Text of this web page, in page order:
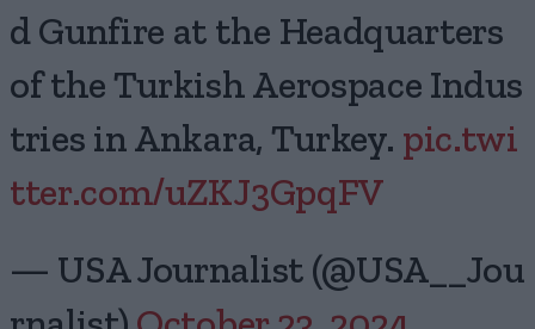
d Gunfire at the Headquarters
of the Turkish Aerospace Indus
tries in Ankara, Turkey. pic.twi
tter.com/uZKJ3GpqFV
— USA Journalist (@USA__Jou